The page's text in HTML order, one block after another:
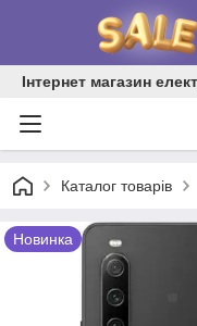
Інтернет магазин
Каталог товарів
Новинка